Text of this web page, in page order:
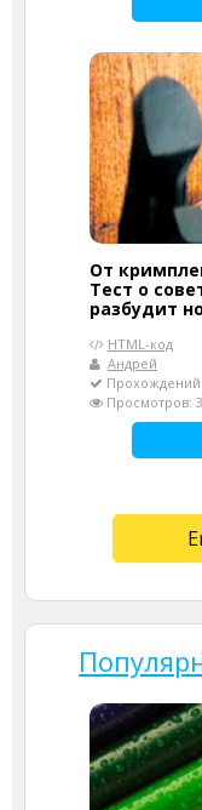
От
Тест о
разбудит
HTML-код
Андрей
Просмотров: